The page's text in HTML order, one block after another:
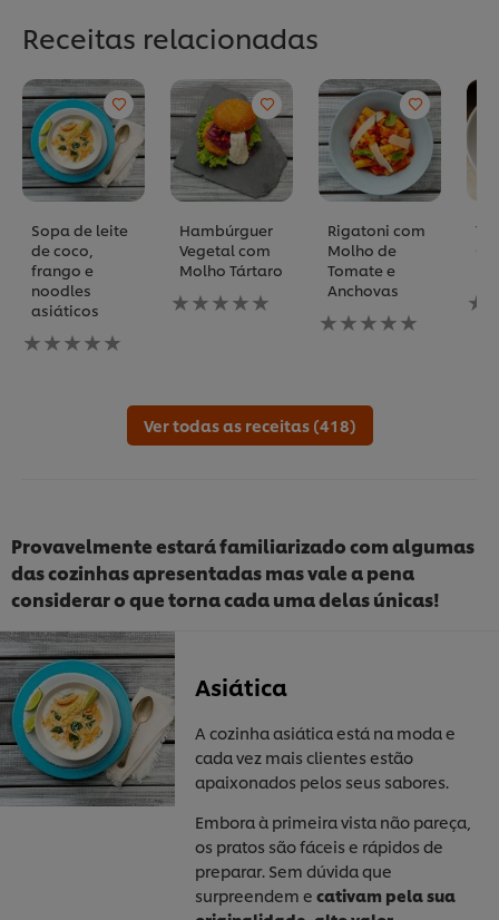
Receitas relacionadas
Sopa de leite
de coco,
frango e
noodles
asiáticos
Nenhuma
avaliação
Hambúrguer
Vegetal com
Molho Tártaro
Nenhuma
avaliação
Rigatoni com
Molho de
Tomate e
Anchovas
Nenhuma
avaliação
recipe
Ver todas as receitas (418)
Provavelmente estará familiarizado com algumas
das cozinhas apresentadas mas vale a pena
considerar o que torna cada uma delas únicas!
Asiática
A cozinha asiática está na moda e
cada vez mais clientes estão
apaixonados pelos seus sabores.
Embora à primeira vista não pareça,
os pratos são fáceis e rápidos de
preparar. Sem dúvida que
surpreendem e cativam pela sua